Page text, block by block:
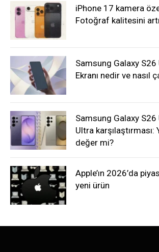
iPhone 17 kamera
Fotoğraf kalitesini
Samsung Galaxy
Ekranı nedir ve nasıl
Samsung Galaxy
Ultra
değer mi?
Apple’ın 2026’da
yeni ürün